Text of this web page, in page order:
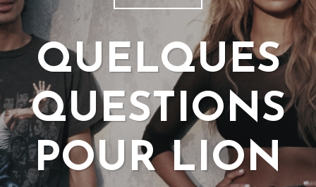
QUELQUES
QUESTIONS
POUR LION